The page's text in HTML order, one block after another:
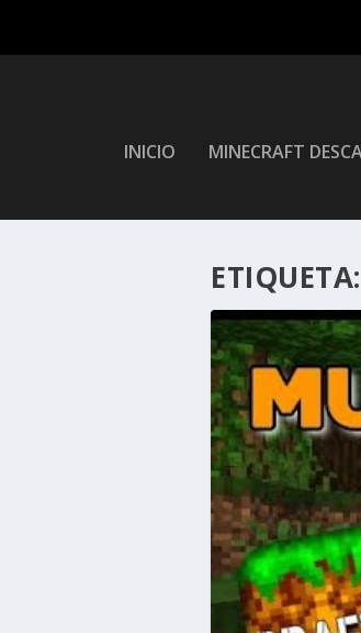
INICIO MINECRAFT
ETIQUETA: